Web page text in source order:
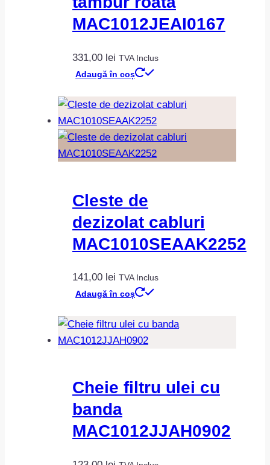
MAC1012JEAI0167
331,00 lei TVA Inclus
Adaugă în coș
Cleste de
dezizolat cabluri
MAC1010SEAAK2252
141,00 lei TVA Inclus
Adaugă în coș
Cheie filtru ulei cu
banda
MAC1012JJAH0902